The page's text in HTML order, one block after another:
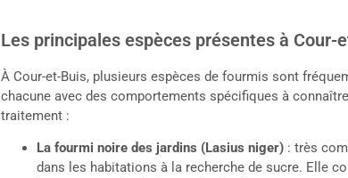
Les principales espèces présentes à Cour-
À Cour-et-Buis, plusieurs espèces de fourmis sont
chacune avec des comportements spécifiques à
traitement :
La fourmi noire des jardins (Lasius niger) : très
dans les habitations à la recherche de sucre. Elle